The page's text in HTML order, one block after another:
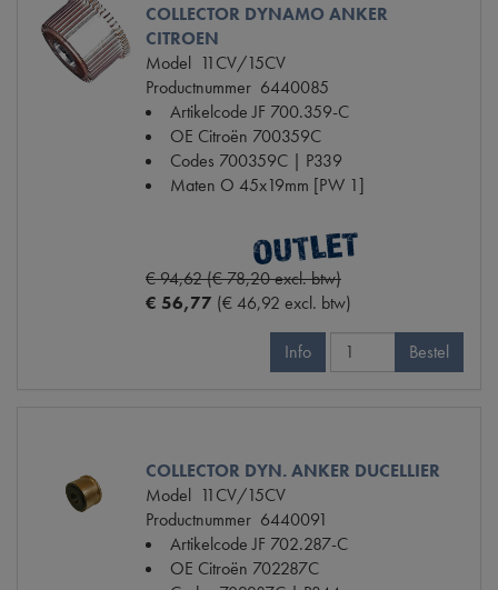
COLLECTOR DYNAMO ANKER
CITROEN
Model 11CV/15CV
Productnummer 6440085
Artikelcode JF 700.359-C
OE Citroën 700359C
Codes 700359C | P339
Maten O 45x19mm [PW 1]
€ 94,62 (€ 78,20 excl. btw)
€ 56,77 (€ 46,92 excl. btw)
Info Bestel
COLLECTOR DYN. ANKER DUCELLIER
Model 11CV/15CV
Productnummer 6440091
Artikelcode JF 702.287-C
OE Citroën 702287C